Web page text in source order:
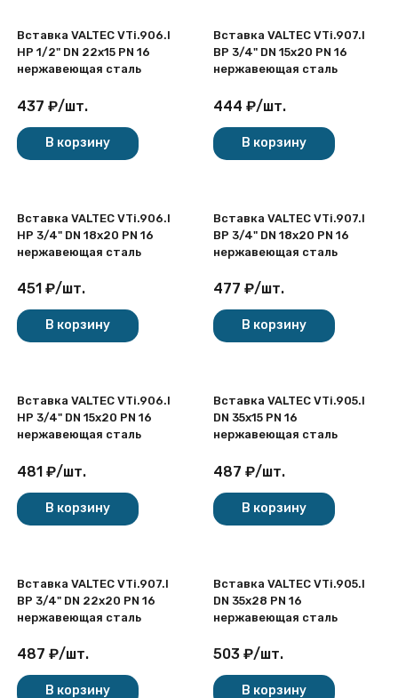
Вставка VALTEC VTi.906.I
НР 1/2" DN 22x15 PN 16
нержавеющая сталь
437 ₽/шт.
В корзину
Вставка VALTEC VTi.907.I
ВР 3/4" DN 15x20 PN 16
нержавеющая сталь
444 ₽/шт.
В корзину
Вставка VALTEC VTi.906.I
НР 3/4" DN 18x20 PN 16
нержавеющая сталь
451 ₽/шт.
В корзину
Вставка VALTEC VTi.907.I
ВР 3/4" DN 18x20 PN 16
нержавеющая сталь
477 ₽/шт.
В корзину
Вставка VALTEC VTi.906.I
НР 3/4" DN 15x20 PN 16
нержавеющая сталь
481 ₽/шт.
В корзину
Вставка VALTEC VTi.905.I
DN 35x15 PN 16
нержавеющая сталь
487 ₽/шт.
В корзину
Вставка VALTEC VTi.907.I
ВР 3/4" DN 22x20 PN 16
нержавеющая сталь
487 ₽/шт.
В корзину
Вставка VALTEC VTi.905.I
DN 35x28 PN 16
нержавеющая сталь
503 ₽/шт.
В корзину